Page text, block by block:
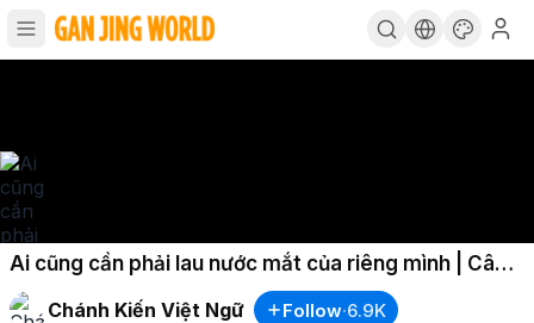
Ai cũng cần phải lau nước mắt của riêng mình | Câu
chuyện y học
Chánh Kiến Việt Ngữ
Follow·6.9K